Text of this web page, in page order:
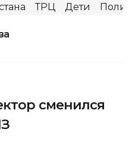
ТРЦ Дети
сменился